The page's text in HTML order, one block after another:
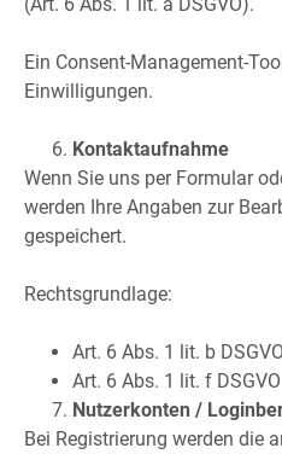
Ein Consent-Management-
Einwilligungen.
Kontaktaufnahme
Wenn Sie uns per Formular
werden Ihre Angaben zur
gespeichert.
Rechtsgrundlage:
Art. 6 Abs. 1 lit. b DSGVO
Art. 6 Abs. 1 lit. f DSGVO
Nutzerkonten /
Bei Registrierung werden die